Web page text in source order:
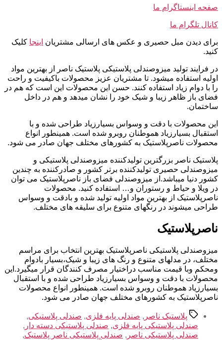
صفحه اینستاگرام ما
کانال تلگرام ما
برای دیدن مبل حصیری و عکس های ارسالی مشتریان اینجا کلیک
کنید.
در فرایند تولید میزوصندلی پلاستیکی پلاستیک ناصر از بهترین مواد
اولیه استفاده میشود. تا مشتریان عزیز محصولات باکیفیت و راحت
را با دوام زیاد استفاده کنند. حسن این محصولات این است که هم در
فضای باز ظاهر زیبا و شیک خود را نشان میدهد و هم در داخل
ساختمان.
این محصولات با دقت و وسواس بسیارزیاد طراحی شده و با
استقبال بسیارزیاد هموطنان روبرو شده است. همینطور انواع
محصولات ناصرپلاستیک به کشورهای مختلف جهان صادر می شود.
پلاستیک ناصر بزرگترین تولیدکننده میزوصندلی پلاستیکی و
میزوصندلی حصیری تولیدکننده برتر کشور و صادرکننده به چندین
کشور دنیا میباشد.از میزوصندلی فضای باز ناصرپلاستیک می توان
در ویلا و حیاط و رستوران و… استفاده کنید. محصولات
ناصرپلاستیک از بهترین مواد اولیه تولید شده و بادقت و وسواس
طراحی میشوند در رنگهای متنوع برای سلیقه های مختلف.
ناصرپلاستیک
میزوصندلی پلاستیکی ناصرپلاستیک بهترین انتخاب برای مراسم
مختلف، در مدلهای متنوع و رنگ های زیبا و شیک،بسیار بادوام
ومحکم وبا قیمت مناسب دراختیار مصرف کنندگان قرار میگیرد.این
محصولات با دقت و وسواس بسیارزیاد طراحی شده و با استقبال
بسیارزیاد هموطنان روبرو شده است. همینطور انواع محصولات
ناصرپلاستیک به کشورهای مختلف جهان صادر می شود.
برچسب‌ها
پلاستیک ناصر , صندلی پایه فلزی, صندلی پلاستیکی,
صندلی پلاستیکی پایه فلزی, صندلی پلاستیکی دسته دار ,
صندلی پلاستیکی ناصر , صندلی پلاستیکی ناصر پلاستیک,